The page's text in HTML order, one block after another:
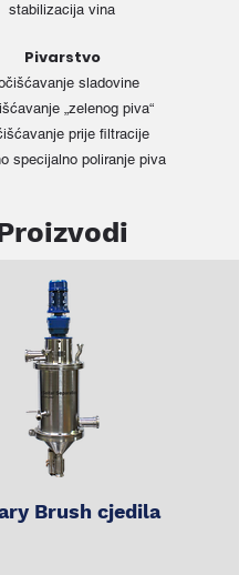
stabilizacija vina
Pivarstvo
sladovine
„zelenog piva“
prije filtracije
specijalno poliranje piva
Brush cjedila